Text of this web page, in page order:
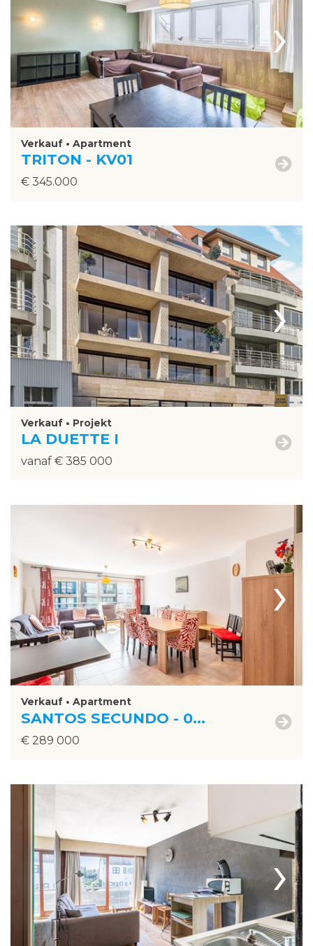
›
Verkauf • Apartment
TRITON - KV01
€ 345.000
›
Verkauf • Projekt
LA DUETTE I
vanaf € 385 000
›
Verkauf • Apartment
SANTOS SECUNDO - 0...
€ 289 000
›